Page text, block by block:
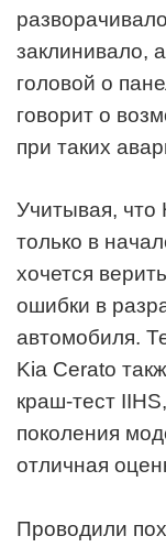
заклинивало,
головой о
говорит о
при таких
Учитывая, что
только в
хочется
ошибки в
автомобиля.
Kia Cerato
краш-тест
поколения
отличная
Проводили